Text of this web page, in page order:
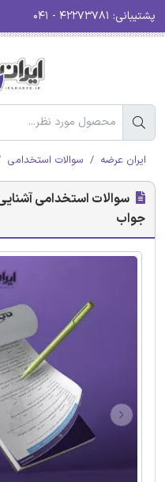
پشتیبانی:
ایران عرضه سوالات استخدامی
سوالات استخدامی
جواب